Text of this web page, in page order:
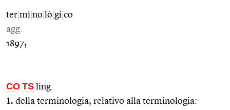
ter mi no lò gi co
agg.
1897;
CO TS ling.
1. della terminologia, relativo alla terminologia: